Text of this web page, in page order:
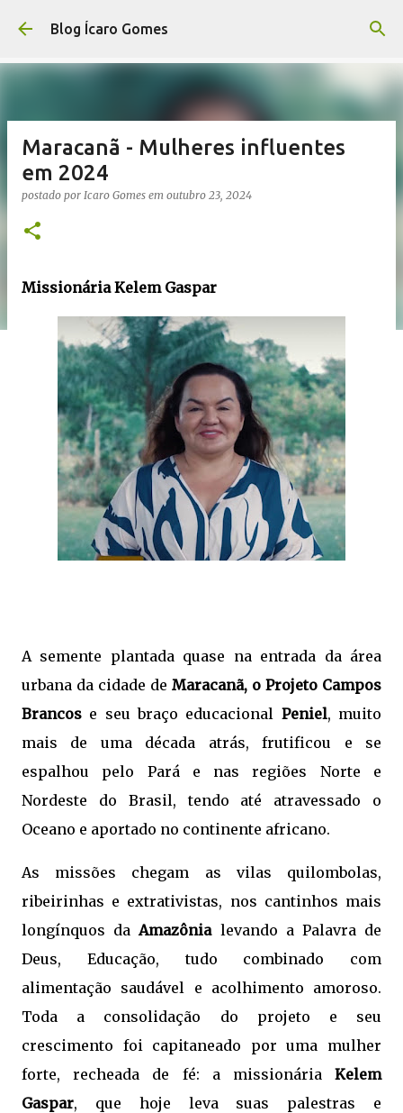
Pular para o conteúdo principal
Blog Ícaro Gomes
Maracanã - Mulheres influentes
em 2024
postado por Icaro Gomes em outubro 23, 2024
Missionária Kelem Gaspar
A semente plantada quase na entrada da área
urbana da cidade de Maracanã, o Projeto Campos
Brancos e seu braço educacional Peniel, muito
mais de uma década atrás, frutificou e se
espalhou pelo Pará e nas regiões Norte e
Nordeste do Brasil, tendo até atravessado o
Oceano e aportado no continente africano.
As missões chegam as vilas quilombolas,
ribeirinhas e extrativistas, nos cantinhos mais
longínquos daAmazônialevando a Palavra de
Deus, Educação, tudo combinado com
alimentação saudável e acolhimento amoroso.
Toda a consolidação do projeto e seu
crescimento foi capitaneado por uma mulher
forte, recheada de fé: a missionária Kelem
Gaspar, que hoje leva suas palestras e